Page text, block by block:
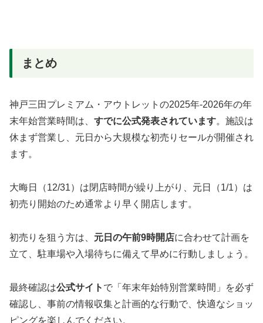
まとめ
神戸三田プレミアム・アウトレットの2025年-2026年の年
末年始営業時間は、 すでに公式発表されています。施設は
休まず営業し、元日から大規模な初売りセールが開催され
ます。
大晦日（12/31）は閉店時間が繰り上がり、元日（1/1）は
初売り開始のため通常より早く開店します。
初売りを狙う方は、 元日の午前9時開店に合わせて計画を
立て、駐車場や入場待ちに備えて早めに行動しましょう。
最終確認は公式サイト で「年末年始特別営業時間」を必ず
確認し、事前の情報収集と計画的な行動で、快適なショッ
ピングを楽しんでください。